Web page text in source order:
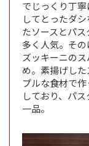
でじっくり丁
してとったダ
たソースとパ
多く人気。そ
ズッキーニの
め。素揚げし
プルな食材で
しており、パ
一品。